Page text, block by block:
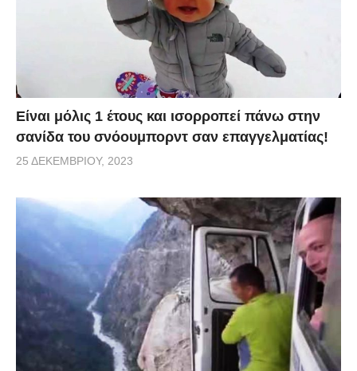
Είναι μόλις 1 έτους και ισορροπεί πάνω στην
σανίδα του σνόουμπορντ σαν επαγγελματίας!
25 ΔΕΚΕΜΒΡΊΟΥ, 2023